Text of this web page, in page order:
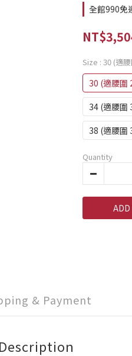
全館990免
Size : 30 (適
30 (適腰圍
34 (適腰圍
38 (適腰圍
Quantity
& Payment
Description